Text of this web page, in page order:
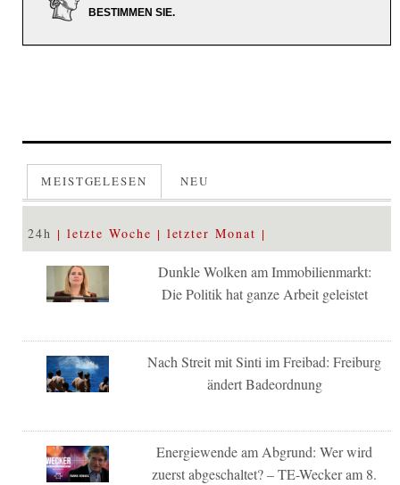
BESTIMMEN SIE.
MEISTGELESEN NEU
24h letzte Woche letzter Monat
Dunkle Wolken am Immobilienmarkt:
Die Politik hat ganze Arbeit geleistet
Nach Streit mit Sinti im Freibad: Freiburg
ändert Badeordnung
Energiewende am Abgrund: Wer wird
zuerst abgeschaltet? – TE-Wecker am 8.